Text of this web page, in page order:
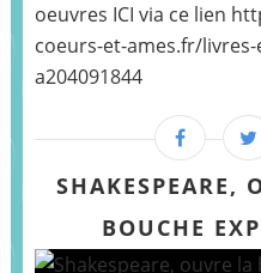
oeuvres ICI via ce lien
coeurs-et-ames.fr/
a204091844
SHAKESPEARE,
BOUCHE